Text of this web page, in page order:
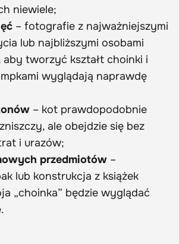
niewiele;
– fotografie z najważniejszymi
lub najbliższymi osobami
aby tworzyć kształt choinki i
wyglądają naprawdę
– kot prawdopodobnie
ale obejdzie się bez
i urazów;
przedmiotów –
lub konstrukcja z książek
„choinka” będzie wyglądać